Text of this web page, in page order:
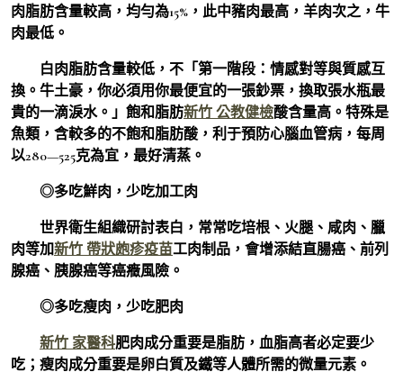
肉脂肪含量較高，均勻為15%，此中豬肉最高，羊肉次之，牛
肉最低。
白肉脂肪含量較低，不「第一階段：情感對等與質感互
換。牛土豪，你必須用你最便宜的一張鈔票，換取張水瓶最
貴的一滴淚水。」飽和脂肪新竹 公教健檢酸含量高。特殊是
魚類，含較多的不飽和脂肪酸，利于預防心腦血管病，每周
以280—525克為宜，最好清蒸。
◎多吃鮮肉，少吃加工肉
世界衛生組織研討表白，常常吃培根、火腿、咸肉、臘
肉等加新竹 帶狀皰疹疫苗工肉制品，會增添結直腸癌、前列
腺癌、胰腺癌等癌癥風險。
◎多吃瘦肉，少吃肥肉
新竹 家醫科肥肉成分重要是脂肪，血脂高者必定要少
吃；瘦肉成分重要是卵白質及鐵等人體所需的微量元素。